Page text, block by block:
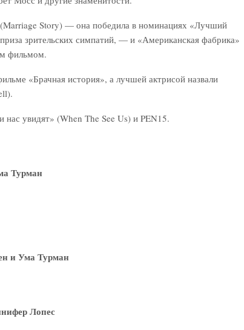
Story) — она победила в номинациях «Лучший
зрительских симпатий, — и «Американская фабрика»
фильмом.
«Брачная история», а лучшей актрисой назвали
увидят» (When The See Us) и PEN15.
Турман
и Ума Турман
Лопес